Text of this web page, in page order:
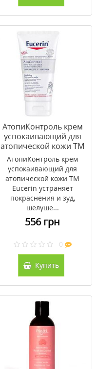
АтопиКонтроль крем
успокаивающий для
атопической кожи ТМ
Эуцерин/Eucerin 40
мл
АтопиКонтроль крем
успокаивающий для
атопической кожи ТМ
Eucerin устраняет
покраснения и зуд,
шелуше...
556 грн
0
Купить